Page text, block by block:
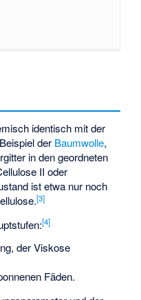
identisch mit der
der Baumwolle,
in den geordneten
II oder
ist etwa nur noch
[3]
[4]
der Viskose
Fäden.